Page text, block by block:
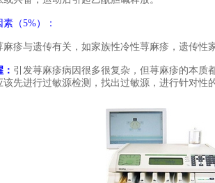
（5%）：
麻疹与遗传有关，如家族性冷性荨麻疹，遗传性
引发荨麻疹病因很多很复杂，但荨麻疹的本质
该先进行过敏源检测，找出过敏源，进行针对性